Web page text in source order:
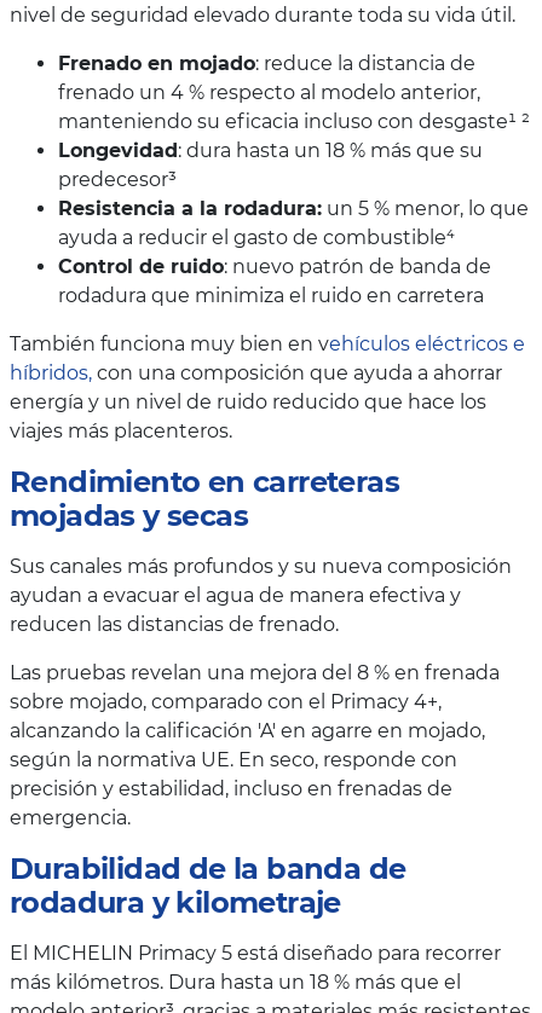
nivel de seguridad elevado durante toda su vida útil.
Frenado en mojado: reduce la distancia de
frenado un 4 % respecto al modelo anterior,
manteniendo su eficacia incluso con desgaste¹ ²
Longevidad : dura hasta un 18 % más que su
predecesor³
Resistencia a la rodadura: un 5 % menor, lo que
ayuda a reducir el gasto de combustible⁴
Control de ruido: nuevo patrón de banda de
rodadura que minimiza el ruido en carretera
También funciona muy bien en vehículos eléctricos e
híbridos, con una composición que ayuda a ahorrar
energía y un nivel de ruido reducido que hace los
viajes más placenteros.
Rendimiento en carreteras
mojadas y secas
Sus canales más profundos y su nueva composición
ayudan a evacuar el agua de manera efectiva y
reducen las distancias de frenado.
Las pruebas revelan una mejora del 8 % en frenada
sobre mojado, comparado con el Primacy 4+,
alcanzando la calificación 'A' en agarre en mojado,
según la normativa UE. En seco, responde con
precisión y estabilidad, incluso en frenadas de
emergencia.
Durabilidad de la banda de
rodadura y kilometraje
El MICHELIN Primacy 5 está diseñado para recorrer
más kilómetros. Dura hasta un 18 % más que el